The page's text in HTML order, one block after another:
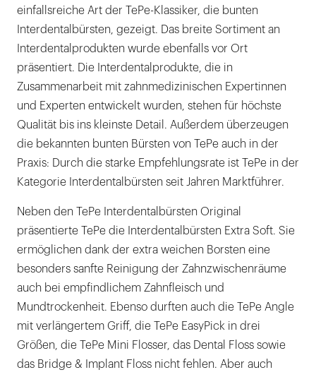
einfallsreiche Art der TePe-Klassiker, die bunten
Interdentalbürsten, gezeigt. Das breite Sortiment an
Interdentalprodukten wurde ebenfalls vor Ort
präsentiert. Die Interdentalprodukte, die in
Zusammenarbeit mit zahnmedizinischen Expertinnen
und Experten entwickelt wurden, stehen für höchste
Qualität bis ins kleinste Detail. Außerdem überzeugen
die bekannten bunten Bürsten von TePe auch in der
Praxis: Durch die starke Empfehlungsrate ist TePe in der
Kategorie Interdentalbürsten seit Jahren Marktführer.
Neben den TePe Interdentalbürsten Original
präsentierte TePe die Interdentalbürsten Extra Soft. Sie
ermöglichen dank der extra weichen Borsten eine
besonders sanfte Reinigung der Zahnzwischenräume
auch bei empfindlichem Zahnfleisch und
Mundtrockenheit. Ebenso durften auch die TePe Angle
mit verlängertem Griff, die TePe EasyPick in drei
Größen, die TePe Mini Flosser, das Dental Floss sowie
das Bridge & Implant Floss nicht fehlen. Aber auch